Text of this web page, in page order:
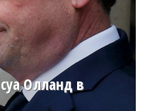
Олланд в